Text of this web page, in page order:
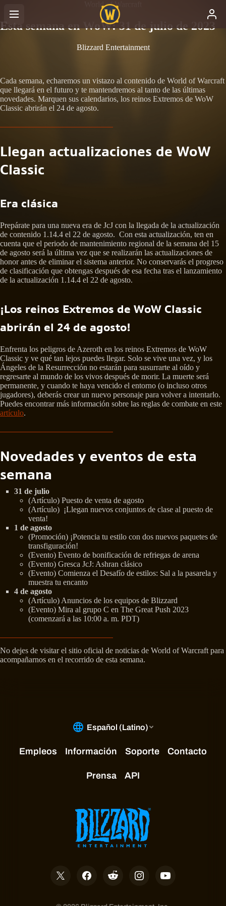
World of Warcraft
Esta semana en WoW: 31 de julio de 2023
Blizzard Entertainment
Cada semana, echaremos un vistazo al contenido de World of Warcraft
que llegará en el futuro y te mantendremos al tanto de las últimas
novedades. Marquen sus calendarios, los reinos Extremos de WoW
Classic abrirán el 24 de agosto.
Llegan actualizaciones de WoW
Classic
Era clásica
Prepárate para una nueva era de JcJ con la llegada de la actualización
de contenido 1.14.4 el 22 de agosto. Con esta actualización, ten en
cuenta que el periodo de mantenimiento regional de la semana del 15
de agosto será la última vez que se realizarán las actualizaciones de
honor antes de eliminar el sistema anterior. No conservarás el progreso
de clasificación que obtengas después de esa fecha tras el lanzamiento
de la actualización 1.14.4 el 22 de agosto.
¡Los reinos Extremos de WoW Classic
abrirán el 24 de agosto!
Enfrenta los peligros de Azeroth en los reinos Extremos de WoW
Classic y ve qué tan lejos puedes llegar. Solo se vive una vez, y los
Ángeles de la Resurrección no estarán para susurrarte al oído y
regresarte al mundo de los vivos después de morir. La muerte será
permanente, y cuando te haya vencido el entorno (o incluso otros
jugadores), deberás crear un nuevo personaje para volver a intentarlo.
Puedes encontrar más información sobre las reglas de combate en este
artículo.
Novedades y eventos de esta
semana
31 de julio
(Artículo) Puesto de venta de agosto
(Artículo) ¡Llegan nuevos conjuntos de clase al puesto de
venta!
1 de agosto
(Promoción) ¡Potencia tu estilo con dos nuevos paquetes de
transfiguración!
(Evento) Evento de bonificación de refriegas de arena
(Evento) Gresca JcJ: Ashran clásico
(Evento) Comienza el Desafío de estilos: Sal a la pasarela y
muestra tu encanto
4 de agosto
(Artículo) Anuncios de los equipos de Blizzard
(Evento) Mira al grupo C en The Great Push 2023
(comenzará a las 10:00 a. m. PDT)
No dejes de visitar el sitio oficial de noticias de World of Warcraft para
acompañarnos en el recorrido de esta semana.